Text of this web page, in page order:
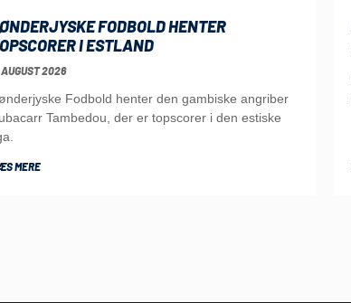
FODBOLD HENTER
I ESTLAND
2026
Fodbold henter den gambiske angriber
Tambedou, der er topscorer i den estiske
MERE